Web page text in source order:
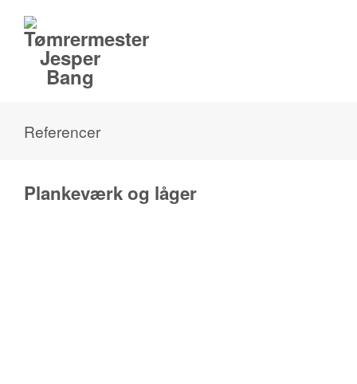
Referencer
Plankeværk og låger